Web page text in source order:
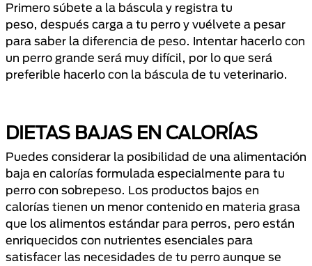
Primero súbete a la báscula y registra tu
peso, después carga a tu perro y vuélvete a pesar
para saber la diferencia de peso. Intentar hacerlo con
un perro grande será muy difícil, por lo que será
preferible hacerlo con la báscula de tu veterinario.
DIETAS BAJAS EN CALORÍAS
Puedes considerar la posibilidad de una alimentación
baja en calorías formulada especialmente para tu
perro con sobrepeso. Los productos bajos en
calorías tienen un menor contenido en materia grasa
que los alimentos estándar para perros, pero están
enriquecidos con nutrientes esenciales para
satisfacer las necesidades de tu perro aunque se